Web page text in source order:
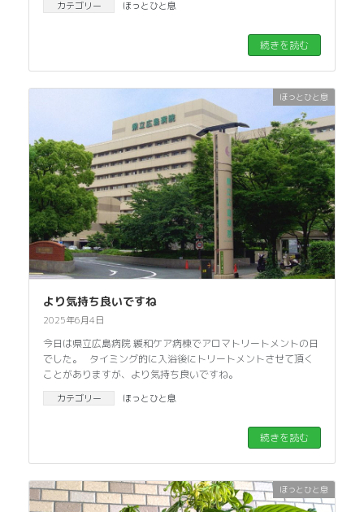
カテゴリー ほっとひと息
続きを読む
ほっとひと息
より気持ち良いですね
2025年6月4日
今日は県立広島病院 緩和ケア病棟でアロマトリートメントの日
でした。 タイミング的に入浴後にトリートメントさせて頂く
ことがありますが、より気持ち良いですね。
カテゴリー ほっとひと息
続きを読む
ほっとひと息